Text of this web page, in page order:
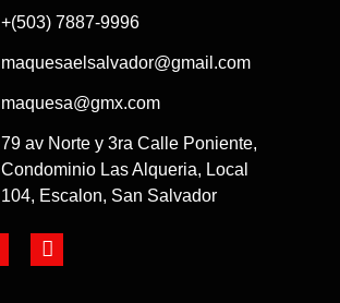
+(503) 7887-9996
maquesaelsalvador@gmail.com
maquesa@gmx.com
79 av Norte y 3ra Calle Poniente,
Condominio Las Alqueria, Local
104, Escalon, San Salvador